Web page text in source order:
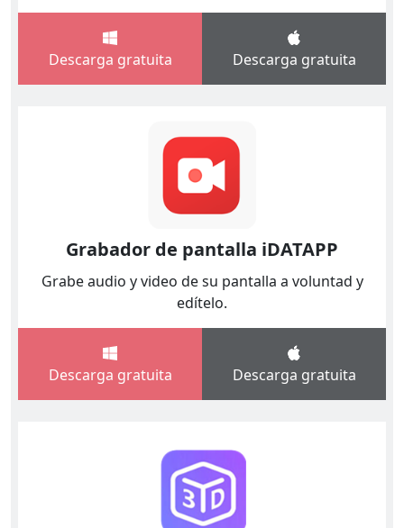
Descarga gratuita Descarga gratuita
Grabador de pantalla iDATAPP
Grabe audio y video de su pantalla a voluntad y
edítelo.
Descarga gratuita Descarga gratuita